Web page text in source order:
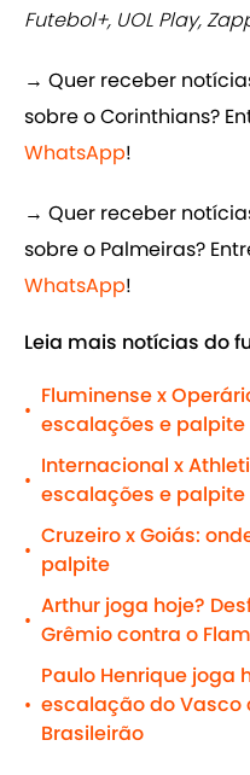
Futebol+, UOL Play,
→ Quer receber
sobre o Corinthians?
WhatsApp!
→ Quer receber
sobre o Palmeiras?
WhatsApp!
Leia mais notícias do
•
Fluminense x
escalações e palpite
•
Internacional x
escalações e palpite
•
Cruzeiro x Goiás:
palpite
•
Arthur joga hoje?
Grêmio contra o
•
Paulo Henrique joga
escalação do Vasco
Brasileirão